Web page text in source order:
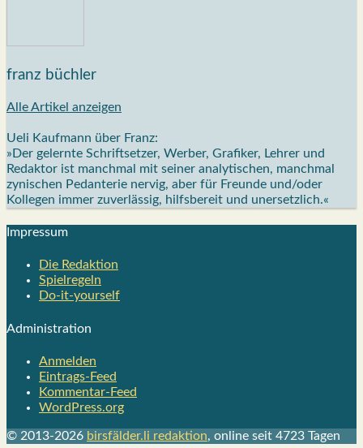
franz büchler
Alle Artikel anzeigen
Ueli Kaufmann über Franz:
»Der gelernte Schriftsetzer, Werber, Grafiker, Lehrer und
Redaktor ist manchmal mit seiner analytischen, manchmal
zynischen Pedanterie nervig, aber für Freunde und/oder
Kollegen immer zuverlässig, hilfsbereit und unersetzlich.«
Impres­sum
Die Redak­ti­on
Spiel­re­geln
Do-it-your­s­elf
Admi­nis­tra­ti­on
Anmelden
Eintrags-Feed
Kommentar-Feed
WordPress.org
© 2013-2026 birsfälder.li redaktion, online seit 4723 Tagen